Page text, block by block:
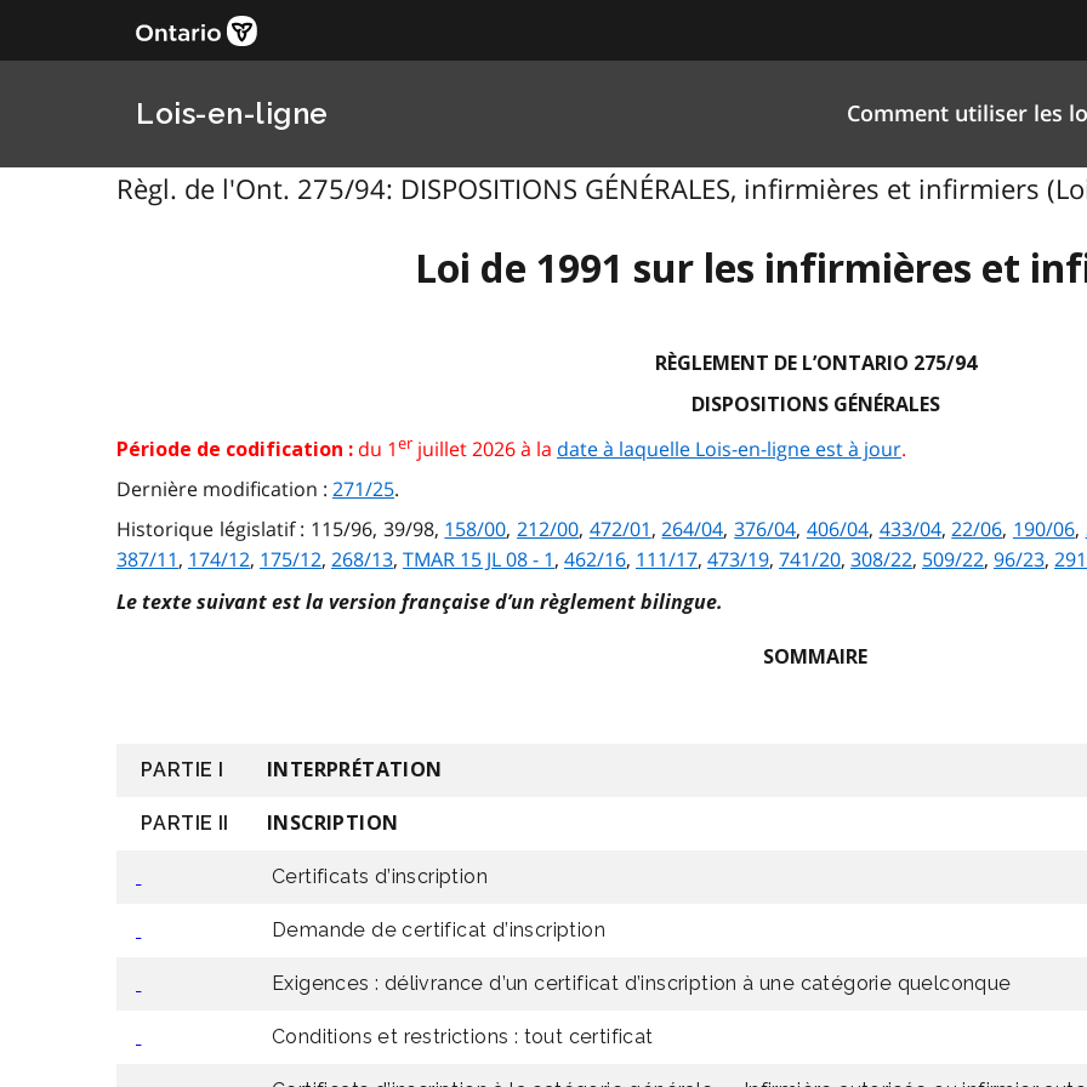
Lois-en-ligne Comment utiliser les
Règl. de l'Ont. 275/94: DISPOSITIONS GÉNÉRALES, infirmières et infirmiers
Loi de 1991 sur les infirmières et
RÈGLEMENT DE L’ONTARIO 275/94
DISPOSITIONS GÉNÉRALES
Période de codification : du 1er juillet 2026 à la date à laquelle Lois-en-ligne est à jour.
Dernière modification : 271/25.
Historique législatif : 115/96, 39/98, 158/00,212/00, 472/01,264/04,376/04, 406/04, 433/04,22/06, 190/06,
387/11, 174/12, 175/12, 268/13, TMAR 15 JL 08 - 1, 462/16, 111/17, 473/19, 741/20, 308/22, 509/22, 96/23,
Le texte suivant est la version française d’un règlement bilingue.
SOMMAIRE
PARTIE I INTERPRÉTATION
PARTIE II INSCRIPTION
Certificats d’inscription
Demande de certificat d’inscription
Exigences : délivrance d’un certificat d’inscription à une catégorie quelconque
Conditions et restrictions : tout certificat